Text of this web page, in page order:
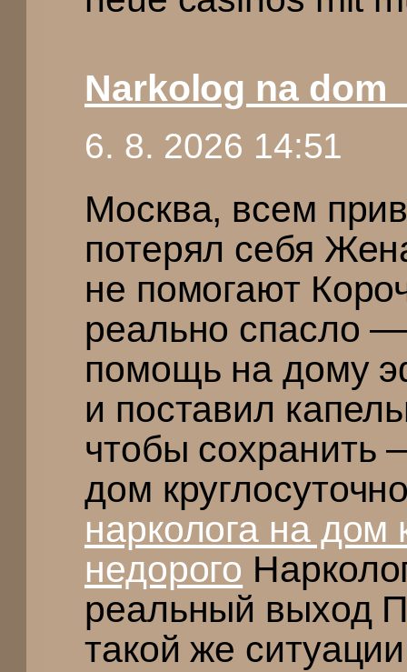
Narkolog na
6. 8. 2026 14:51
Москва, всем
потерял себя
не помогают
реально спасло
помощь на дому
и поставил
чтобы сохранить
дом
нарколога на дом
недорого
реальный выход
такой же ситуации